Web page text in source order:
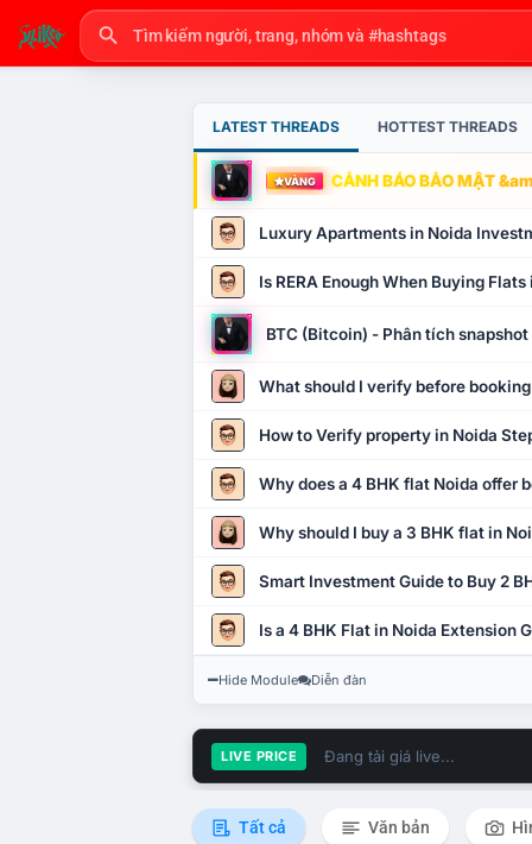
LATEST THREADS HOTTEST THREADS
VÀNG CẢNH BÁO BẢO MẬT
Luxury Apartments in Noida
Is RERA Enough When Buying Flats
BTC (Bitcoin) - Phân tích
What should I verify before
How to Verify property in Noida
Why does a 4 BHK flat Noida offer
Why should I buy a 3 BHK flat in
Smart Investment Guide to Buy 2
Is a 4 BHK Flat in Noida Extension
Hide Module Diễn đàn
LIVE PRICE Đang tải giá live...
Tất cả Văn bản